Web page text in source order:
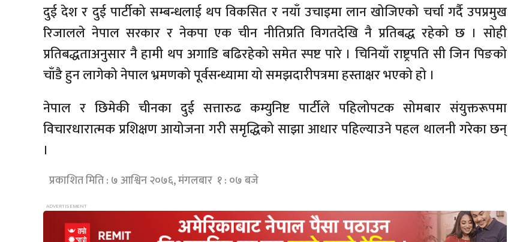
दुई देश र दुई पार्टीको सम्बन्धलाई थप विकसित र नयाँ उचाइमा लान खोजिएको चर्चा गर्दै उपप्रमुख
रिजालले नेपाल सरकार र नेकपा एक चीन नीतिप्रति विगतदेखि नै प्रतिबद्ध रहेको छ । सोही
प्रतिबद्धताअनुसार नै हामी थप अगाडि बढिरहेको समेत स्पष्ट पारे । चिनियाँ राष्ट्रपति सी जिन पिङको
चाँडै हुन लागेको नेपाल भ्रमणको पूर्वसन्ध्यामा यो समझदारीपत्रमा हस्ताक्षर भएको हो ।
नेपाल र छिमेकी चीनका दुई सत्तारुढ कम्युनिष्ट पार्टीले पहिलोपटक सोमबार संयुक्तरूपमा
विचारधारात्मक प्रशिक्षण आयोजना गरी समृद्धिको साझा आधार पहिल्याउने पहल थालनी गरेका छन्
।
प्रकाशित मिति : ७ आश्विन २०७६, मंगलबार १ : ०७ बजे